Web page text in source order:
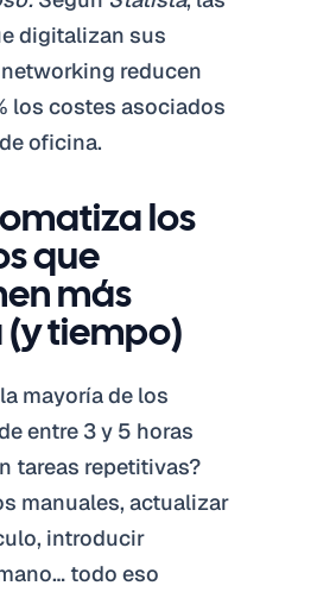
digitalizan sus
reducen
los costes asociados
oficina.
los
que
más
(y tiempo)
mayoría de los
entre 3 y 5 horas
tareas repetitivas?
manuales, actualizar
introducir
todo eso